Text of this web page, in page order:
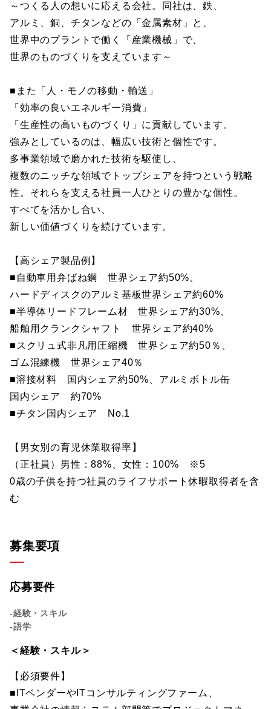
～つくる人の想いに応える会社。同社は、鉄、
アルミ、銅、チタンなどの「金属素材」と、
世界中のプラントで働く「産業機械」で、
世界のものづくりを支えています～
■また「人・モノの移動・輸送」
「効率の良いエネルギー消費」
「生産性の高いものづくり」に貢献しています。
強みとしているのは、幅広い技術と個性です。
多事業領域で磨かれた技術を駆使し、
複数のニッチな領域でトップシェアを持つという戦略
性。それらを支える社員一人ひとりの豊かな個性。
すべてを活かし合い、
新しい価値づくりを続けています。
【高シェア製品例】
■自動車用弁ばね鋼 世界シェア約50%、
ハードディスクのアルミ基板世界シェア約60%
■半導体リードフレーム材 世界シェア約30%、
船舶用クランクシャフト 世界シェア約40%
■スクリュ式非凡用圧縮機 世界シェア約50％、
ゴム混練機 世界シェア40％
■溶接材料 国内シェア約50%、アルミボトル缶
国内シェア 約70%
■チタン国内シェア No.1
【男女別の育児休業取得率】
（正社員）男性：88%、女性：100% ※5
0歳の子供を持つ社員のライフサポート休暇取得者を含
む
募集要項
応募要件
-経験・スキル
-語学
＜経験・スキル＞
【必須要件】
■ITベンダーやITコンサルティングファーム、